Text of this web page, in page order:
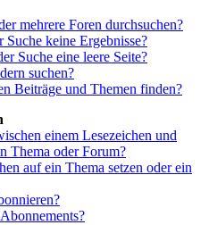
mehrere Foren durchsuchen?
Suche keine Ergebnisse?
Suche eine leere Seite?
suchen?
Beiträge und Themen finden?
einem Lesezeichen und
Thema oder Forum?
auf ein Thema setzen oder ein